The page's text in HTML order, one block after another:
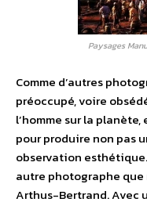
Paysages
Comme d’autres
préoccupé, voire
l’homme sur la
pour produire non pas
observation
autre photographe que
Arthus-Bertrand. Avec